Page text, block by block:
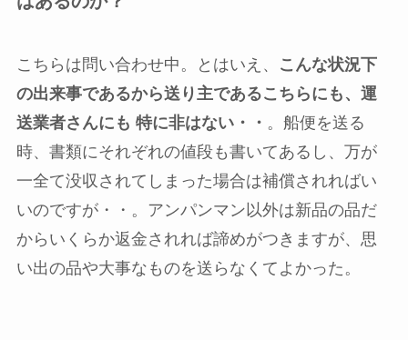
こちらは問い合わせ中。とはいえ、
こんな状況下
の出来事であるから送り主であるこちらにも、運
送業者さんにも 特に非はない・・ 。船便を送る
時、書類にそれぞれの値段も書いてあるし、万が
一全て没収されてしまった場合は補償されればい
いのですが・・。アンパンマン以外は新品の品だ
からいくらか返金されれば諦めがつきますが、思
い出の品や大事なものを送らなくてよかった。